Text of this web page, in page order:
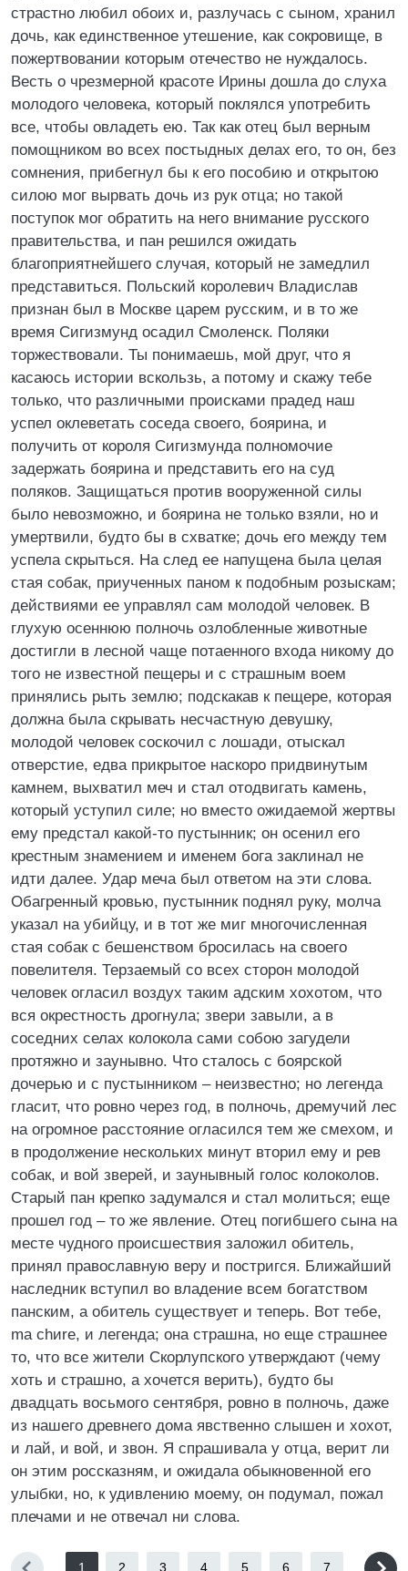
страстно любил обоих и, разлучась с сыном, хранил
дочь, как единственное утешение, как сокровище, в
пожертвовании которым отечество не нуждалось.
Весть о чрезмерной красоте Ирины дошла до слуха
молодого человека, который поклялся употребить
все, чтобы овладеть ею. Так как отец был верным
помощником во всех постыдных делах его, то он, без
сомнения, прибегнул бы к его пособию и открытою
силою мог вырвать дочь из рук отца; но такой
поступок мог обратить на него внимание русского
правительства, и пан решился ожидать
благоприятнейшего случая, который не замедлил
представиться. Польский королевич Владислав
признан был в Москве царем русским, и в то же
время Сигизмунд осадил Смоленск. Поляки
торжествовали. Ты понимаешь, мой друг, что я
касаюсь истории вскользь, а потому и скажу тебе
только, что различными происками прадед наш
успел оклеветать соседа своего, боярина, и
получить от короля Сигизмунда полномочие
задержать боярина и представить его на суд
поляков. Защищаться против вооруженной силы
было невозможно, и боярина не только взяли, но и
умертвили, будто бы в схватке; дочь его между тем
успела скрыться. На след ее напущена была целая
стая собак, приученных паном к подобным розыскам;
действиями ее управлял сам молодой человек. В
глухую осеннюю полночь озлобленные животные
достигли в лесной чаще потаенного входа никому до
того не известной пещеры и с страшным воем
принялись рыть землю; подскакав к пещере, которая
должна была скрывать несчастную девушку,
молодой человек соскочил с лошади, отыскал
отверстие, едва прикрытое наскоро придвинутым
камнем, выхватил меч и стал отодвигать камень,
который уступил силе; но вместо ожидаемой жертвы
ему предстал какой-то пустынник; он осенил его
крестным знамением и именем бога заклинал не
идти далее. Удар меча был ответом на эти слова.
Обагренный кровью, пустынник поднял руку, молча
указал на убийцу, и в тот же миг многочисленная
стая собак с бешенством бросилась на своего
повелителя. Терзаемый со всех сторон молодой
человек огласил воздух таким адским хохотом, что
вся окрестность дрогнула; звери завыли, а в
соседних селах колокола сами собою загудели
протяжно и заунывно. Что сталось с боярской
дочерью и с пустынником – неизвестно; но легенда
гласит, что ровно через год, в полночь, дремучий лес
на огромное расстояние огласился тем же смехом, и
в продолжение нескольких минут вторил ему и рев
собак, и вой зверей, и заунывный голос колоколов.
Старый пан крепко задумался и стал молиться; еще
прошел год – то же явление. Отец погибшего сына на
месте чудного происшествия заложил обитель,
принял православную веру и постригся. Ближайший
наследник вступил во владение всем богатством
панским, а обитель существует и теперь. Вот тебе,
ma chиre, и легенда; она страшна, но еще страшнее
то, что все жители Скорлупского утверждают (чему
хоть и страшно, а хочется верить), будто бы
двадцать восьмого сентября, ровно в полночь, даже
из нашего древнего дома явственно слышен и хохот,
и лай, и вой, и звон. Я спрашивала у отца, верит ли
он этим россказням, и ожидала обыкновенной его
улыбки, но, к удивлению моему, он подумал, пожал
плечами и не отвечал ни слова.
1 2 3 4 5 6 7